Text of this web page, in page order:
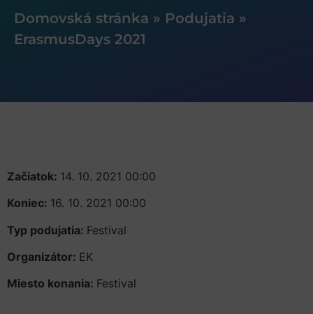
Domovská stránka » Podujatia »
ErasmusDays 2021
Začiatok: 14. 10. 2021 00:00
Koniec: 16. 10. 2021 00:00
Typ podujatia: Festival
Organizátor: EK
Miesto konania: Festival